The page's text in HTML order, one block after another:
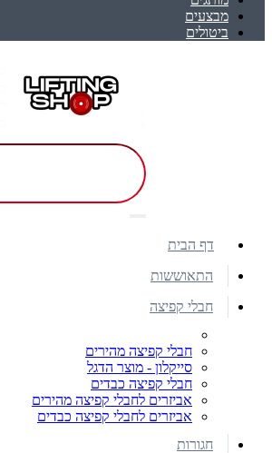
מבצעים
ביטולים
דף הבית
התאוששות
חבלי קפיצה
חבלי קפיצה מהירים
סייקלון - מוצר הדגל
חבלי קפיצה כבדים
אביזרים לחבלי קפיצה מהירים
אביזרים לחבלי קפיצה כבדים
חגורות